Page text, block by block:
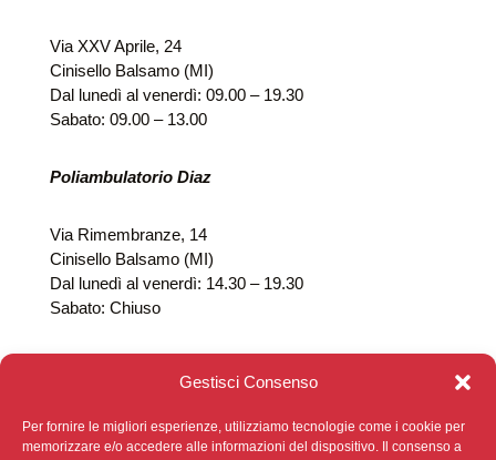
Gestisci Consenso
Per fornire le migliori esperienze, utilizziamo tecnologie come i cookie per
memorizzare e/o accedere alle informazioni del dispositivo. Il consenso a
Via XXV Aprile, 24
Cinisello Balsamo (MI)
Dal lunedì al venerdì: 09.00 – 19.30
Sabato: 09.00 – 13.00
Poliambulatorio Diaz
Via Rimembranze, 14
Cinisello Balsamo (MI)
Dal lunedì al venerdì: 14.30 – 19.30
Sabato: Chiuso